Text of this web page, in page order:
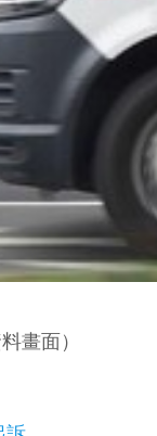
畫面）